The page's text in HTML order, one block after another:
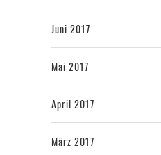
Juni 2017
Mai 2017
April 2017
März 2017